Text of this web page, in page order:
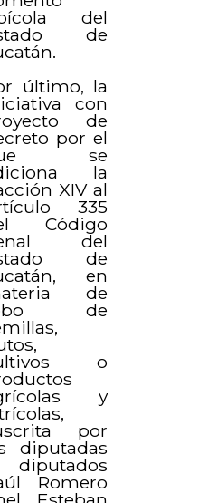
del
de
último, la
con
de
por el
se
la
XIV al
335
Código
del
de
en
de
de
o
y
por
diputadas
Romero